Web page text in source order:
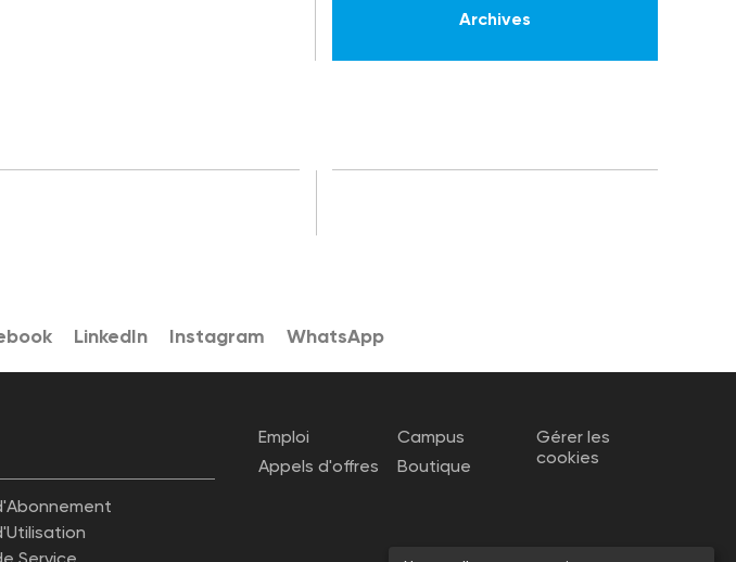
Archives
LinkedIn Instagram WhatsApp
Emploi
Appels d'offres
Campus
Boutique
Gérer les
cookies